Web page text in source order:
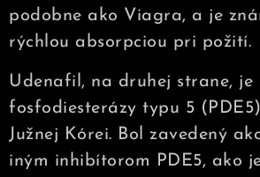
podobne ako Viagra, a je
rýchlou absorpciou pri požití.
Udenafil, na druhej strane,
fosfodiesterázy typu 5
Južnej Kórei. Bol zavedený
iným inhibítorom PDE5, ako